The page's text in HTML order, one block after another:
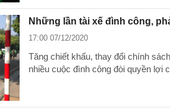
Những lần tài xế đình công,
17:00 07/12/2020
Tăng chiết khấu, thay đổi chính
nhiều cuộc đình công đòi quyền lợi